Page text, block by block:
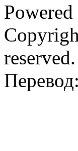
reserved.
Перевод: